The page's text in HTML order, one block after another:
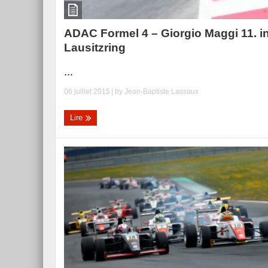
ADAC Formel 4 – Giorgio Maggi 11.
Lausitzring
...
06 juillet 2015 | by Jean-Baptiste Lassaux
Lire